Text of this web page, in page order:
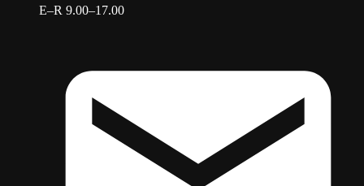
E–R 9.00–17.00